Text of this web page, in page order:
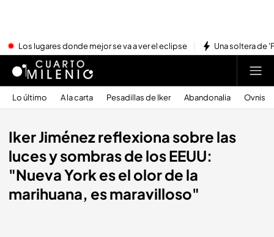
Los lugares donde mejor se va a ver el eclipse Una soltera de
Lo último A la carta Pesadillas de Iker Abandonalia Ovnis
Iker Jiménez reflexiona sobre las
luces y sombras de los EEUU:
"Nueva York es el olor de la
marihuana, es maravilloso"